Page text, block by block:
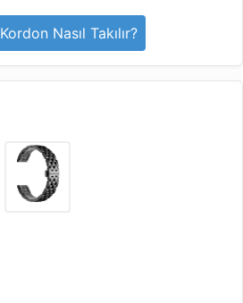
Kordon Nasıl Takılır?